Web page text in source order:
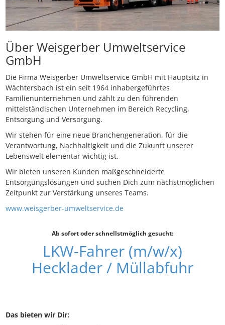
Über Weisgerber Umweltservice
GmbH
Die Firma Weisgerber Umweltservice GmbH mit Hauptsitz in
Wächtersbach ist ein seit 1964 inhabergeführtes
Familienunternehmen und zählt zu den führenden
mittelständischen Unternehmen im Bereich Recycling,
Entsorgung und Versorgung.
Wir stehen für eine neue Branchengeneration, für die
Verantwortung, Nachhaltigkeit und die Zukunft unserer
Lebenswelt elementar wichtig ist.
Wir bieten unseren Kunden maßgeschneiderte
Entsorgungslösungen und suchen Dich zum nächstmöglichen
Zeitpunkt zur Verstärkung unseres Teams.
www.weisgerber-umweltservice.de
Ab sofort oder schnellstmöglich gesucht:
LKW-Fahrer (m/w/x)
Hecklader / Müllabfuhr
Das bieten wir Dir: